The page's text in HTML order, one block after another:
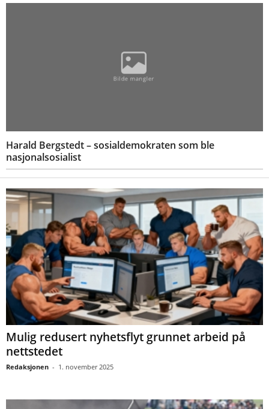
Harald Bergstedt – sosialdemokraten som ble
nasjonalsosialist
Mulig redusert nyhetsflyt grunnet arbeid på
nettstedet
Redaksjonen - 1. november 2025